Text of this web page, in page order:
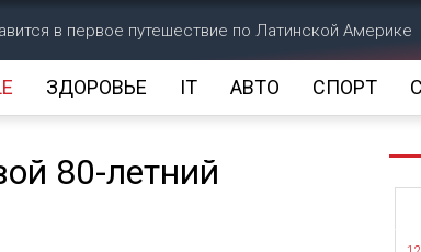
в первое путешествие по Латинской Америке
ЗДОРОВЬЕ IT АВТО СПОРТ
80-летний